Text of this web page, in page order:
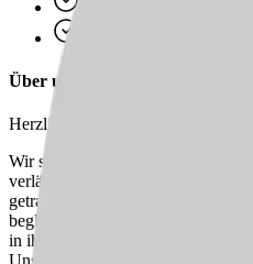
Über uns
Herzlich willkommen bei
Wir sind die Diakoniestation
verlässlicher ambulanter
getragen von 18
begleiten wir Menschen im
in ihrem Zuhause die